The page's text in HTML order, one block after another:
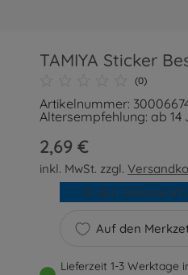
TAMIYA Sticker
(0)
Artikelnummer:
Altersempfehlung: ab 14
2,69 €
inkl. MwSt. zzgl.
Auf den
In den Warenkorb
Lieferzeit 1-3 Werktage